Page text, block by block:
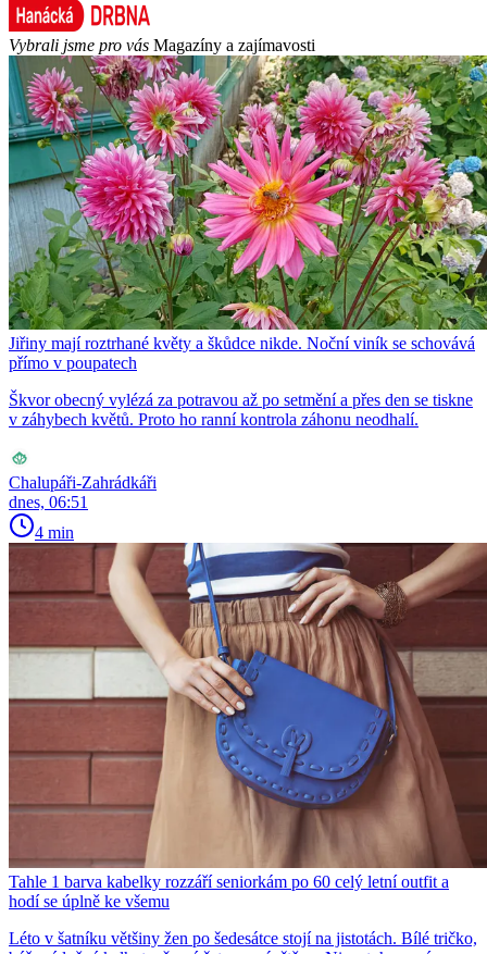
Vybrali jsme pro vás Magazíny a zajímavosti
Jiřiny mají roztrhané květy a škůdce nikde. Noční viník se schovává
přímo v poupatech
Škvor obecný vylézá za potravou až po setmění a přes den se tiskne
v záhybech květů. Proto ho ranní kontrola záhonu neodhalí.
Chalupáři-Zahrádkáři
dnes, 06:51
4 min
Tahle 1 barva kabelky rozzáří seniorkám po 60 celý letní outfit a
hodí se úplně ke všemu
Léto v šatníku většiny žen po šedesátce stojí na jistotách. Bílé tričko,